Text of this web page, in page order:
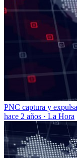
PNC captura y
hace 2 años · La Hora